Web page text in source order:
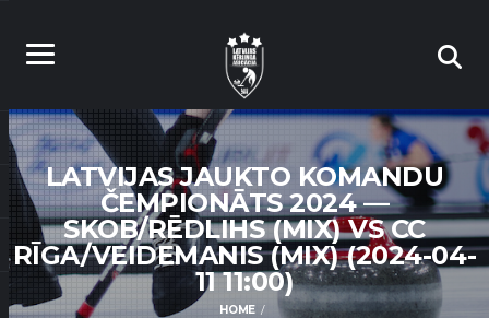
LATVIJAS JAUKTO KOMANDU
ČEMPIONĀTS 2024 —
SKOB/RĒDLIHS (MIX) VS CC
RĪGA/VEIDEMANIS (MIX) (2024-04-
11 11:00)
HOME